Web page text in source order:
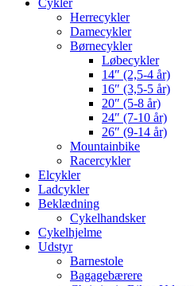
Cykler
Herrecykler
Damecykler
Børnecykler
Løbecykler
14″ (2,5-4 år)
16″ (3,5-5 år)
20″ (5-8 år)
24″ (7-10 år)
26″ (9-14 år)
Mountainbike
Racercykler
Elcykler
Ladcykler
Beklædning
Cykelhandsker
Cykelhjelme
Udstyr
Barnestole
Bagagebærere